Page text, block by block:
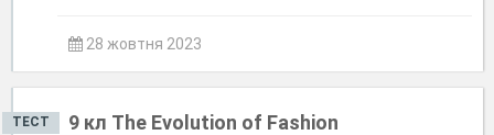
28 жовтня 2023
ТЕСТ 9 кл The Evolution of Fashion